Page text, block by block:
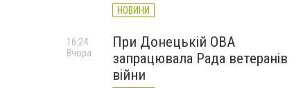
НОВИНИ
При Донецькій ОВА
запрацювала Рада ветеранів
війни
16:24
Вчора